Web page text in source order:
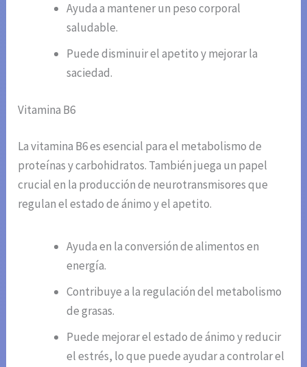
Ayuda a mantener un peso corporal
saludable.
Puede disminuir el apetito y mejorar la
saciedad.
Vitamina B6
La vitamina B6 es esencial para el metabolismo de
proteínas y carbohidratos. También juega un papel
crucial en la producción de neurotransmisores que
regulan el estado de ánimo y el apetito.
Ayuda en la conversión de alimentos en
energía.
Contribuye a la regulación del metabolismo
de grasas.
Puede mejorar el estado de ánimo y reducir
el estrés, lo que puede ayudar a controlar el